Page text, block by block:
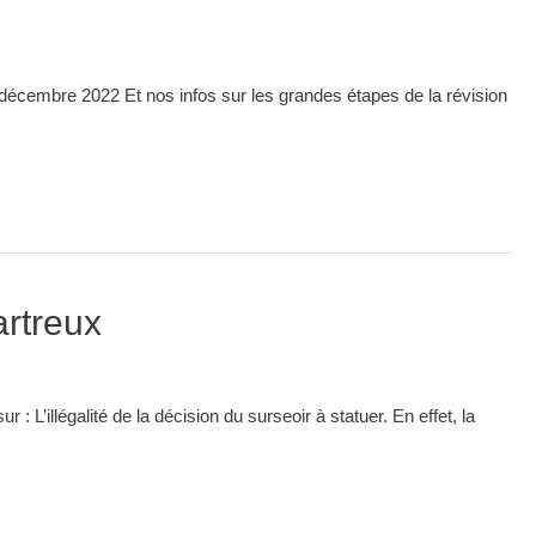
2022 Et nos infos sur les grandes étapes de la révision
: L’illégalité de la décision du surseoir à statuer. En effet, la